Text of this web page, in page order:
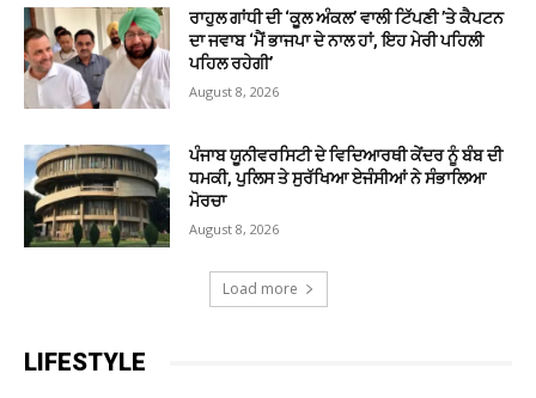
ਰਾਹੁਲ ਗਾਂਧੀ ਦੀ ‘ਕੂਲ ਅੰਕਲ’ ਵਾਲੀ ਟਿੱਪਣੀ ’ਤੇ ਕੈਪਟਨ
ਦਾ ਜਵਾਬ ‘ਮੈਂ ਭਾਜਪਾ ਦੇ ਨਾਲ ਹਾਂ, ਇਹ ਮੇਰੀ ਪਹਿਲੀ
ਪਹਿਲ ਰਹੇਗੀ’
August 8, 2026
ਪੰਜਾਬ ਯੂਨੀਵਰਸਿਟੀ ਦੇ ਵਿਦਿਆਰਥੀ ਕੇਂਦਰ ਨੂੰ ਬੰਬ ਦੀ
ਧਮਕੀ, ਪੁਲਿਸ ਤੇ ਸੁਰੱਖਿਆ ਏਜੰਸੀਆਂ ਨੇ ਸੰਭਾਲਿਆ
ਮੋਰਚਾ
August 8, 2026
Load more
LIFESTYLE